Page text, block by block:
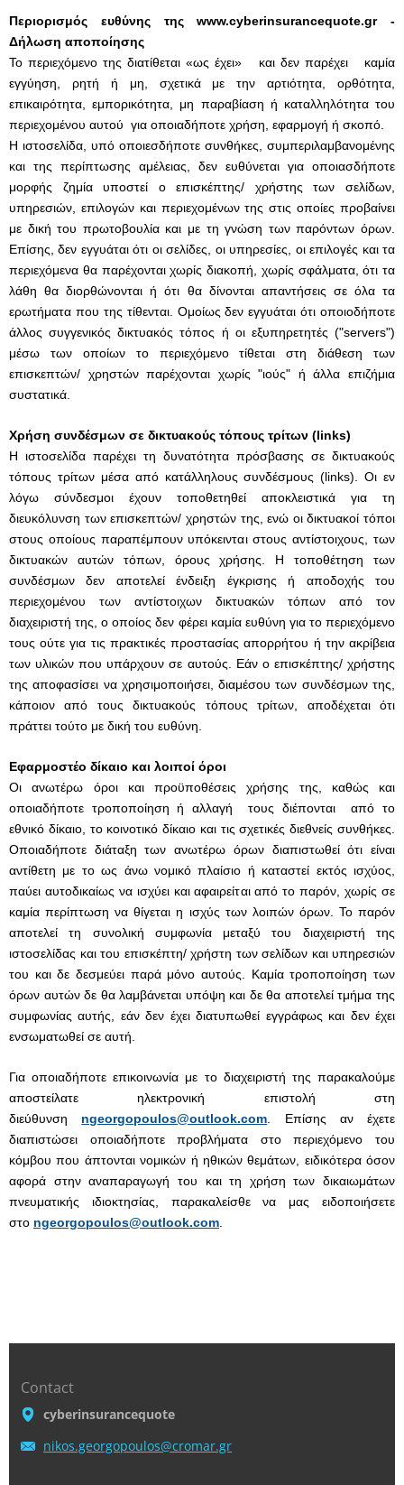
Περιορισμός ευθύνης τηςwww.cyberinsurancequote.gr-
Δήλωση αποποίησης
Το περιεχόμενο της διατίθεται «ως έχει» και δεν παρέχει καμία
εγγύηση, ρητή ή μη, σχετικά με την αρτιότητα, ορθότητα,
επικαιρότητα, εμπορικότητα, μη παραβίαση ή καταλληλότητα του
περιεχομένου αυτού για οποιαδήποτε χρήση, εφαρμογή ή σκοπό.
Η ιστοσελίδα, υπό οποιεσδήποτε συνθήκες, συμπεριλαμβανομένης
και της περίπτωσης αμέλειας, δεν ευθύνεται για οποιασδήποτε
μορφής ζημία υποστεί ο επισκέπτης/ χρήστης των σελίδων,
υπηρεσιών, επιλογών και περιεχομένων της στις οποίες προβαίνει
με δική του πρωτοβουλία και με τη γνώση των παρόντων όρων.
Επίσης, δεν εγγυάται ότι οι σελίδες, οι υπηρεσίες, οι επιλογές και τα
περιεχόμενα θα παρέχονται χωρίς διακοπή, χωρίς σφάλματα, ότι τα
λάθη θα διορθώνονται ή ότι θα δίνονται απαντήσεις σε όλα τα
ερωτήματα που της τίθενται. Ομοίως δεν εγγυάται ότι οποιοδήποτε
άλλος συγγενικός δικτυακός τόπος ή οι εξυπηρετητές ("servers")
μέσω των οποίων το περιεχόμενο τίθεται στη διάθεση των
επισκεπτών/ χρηστών παρέχονται χωρίς "ιούς" ή άλλα επιζήμια
συστατικά.
Χρήση συνδέσμων σε δικτυακούς τόπους τρίτων (links)
Η ιστοσελίδα παρέχει τη δυνατότητα πρόσβασης σε δικτυακούς
τόπους τρίτων μέσα από κατάλληλους συνδέσμους (links). Οι εν
λόγω σύνδεσμοι έχουν τοποθετηθεί αποκλειστικά για τη
διευκόλυνση των επισκεπτών/ χρηστών της, ενώ οι δικτυακοί τόποι
στους οποίους παραπέμπουν υπόκεινται στους αντίστοιχους, των
δικτυακών αυτών τόπων, όρους χρήσης. Η τοποθέτηση των
συνδέσμων δεν αποτελεί ένδειξη έγκρισης ή αποδοχής του
περιεχομένου των αντίστοιχων δικτυακών τόπων από τον
διαχειριστή της, ο οποίος δεν φέρει καμία ευθύνη για το περιεχόμενο
τους ούτε για τις πρακτικές προστασίας απορρήτου ή την ακρίβεια
των υλικών που υπάρχουν σε αυτούς. Εάν ο επισκέπτης/ χρήστης
της αποφασίσει να χρησιμοποιήσει, διαμέσου των συνδέσμων της,
κάποιον από τους δικτυακούς τόπους τρίτων, αποδέχεται ότι
πράττει τούτο με δική του ευθύνη.
Εφαρμοστέο δίκαιο και λοιποί όροι
Οι ανωτέρω όροι και προϋποθέσεις χρήσης της, καθώς και
οποιαδήποτε τροποποίηση ή αλλαγή τους διέπονται από το
εθνικό δίκαιο, το κοινοτικό δίκαιο και τις σχετικές διεθνείς συνθήκες.
Οποιαδήποτε διάταξη των ανωτέρω όρων διαπιστωθεί ότι είναι
αντίθετη με το ως άνω νομικό πλαίσιο ή καταστεί εκτός ισχύος,
παύει αυτοδικαίως να ισχύει και αφαιρείται από το παρόν, χωρίς σε
καμία περίπτωση να θίγεται η ισχύς των λοιπών όρων. Το παρόν
αποτελεί τη συνολική συμφωνία μεταξύ του διαχειριστή της
ιστοσελίδας και του επισκέπτη/ χρήστη των σελίδων και υπηρεσιών
του και δε δεσμεύει παρά μόνο αυτούς. Καμία τροποποίηση των
όρων αυτών δε θα λαμβάνεται υπόψη και δε θα αποτελεί τμήμα της
συμφωνίας αυτής, εάν δεν έχει διατυπωθεί εγγράφως και δεν έχει
ενσωματωθεί σε αυτή.
Για οποιαδήποτε επικοινωνία με το διαχειριστή της παρακαλούμε
αποστείλατε ηλεκτρονική επιστολή στη
διεύθυνση ngeorgopoulos@outlook.com . Επίσης αν έχετε
διαπιστώσει οποιαδήποτε προβλήματα στο περιεχόμενο του
κόμβου που άπτονται νομικών ή ηθικών θεμάτων, ειδικότερα όσον
αφορά στην αναπαραγωγή του και τη χρήση των δικαιωμάτων
πνευματικής ιδιοκτησίας, παρακαλείσθε να μας ειδοποιήσετε
στο ngeorgopoulos@outlook.com
Contact
cyberinsurancequote
nikos.georgopoulos@cromar.gr